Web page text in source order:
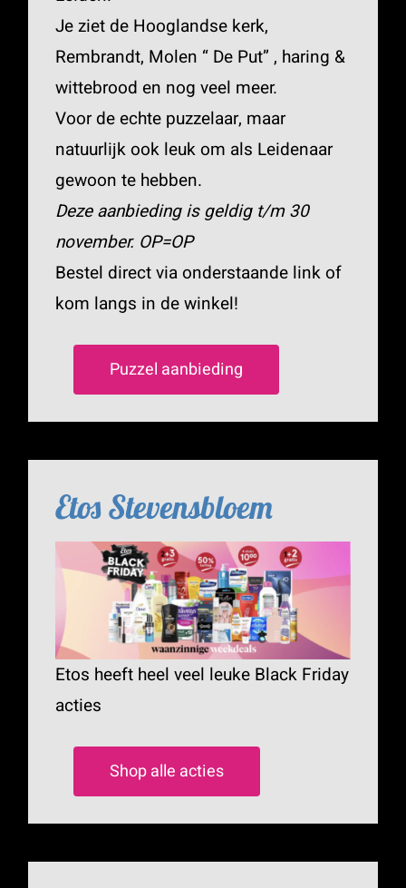
Je ziet de Hooglandse kerk,
Rembrandt, Molen “ De Put” , haring &
wittebrood en nog veel meer.
Voor de echte puzzelaar, maar
natuurlijk ook leuk om als Leidenaar
gewoon te hebben.
Deze aanbieding is geldig t/m 30
november. OP=OP
Bestel direct via onderstaande link of
kom langs in de winkel!
Puzzel aanbieding
Etos Stevensbloem
Etos heeft heel veel leuke Black Friday
acties
Shop alle acties